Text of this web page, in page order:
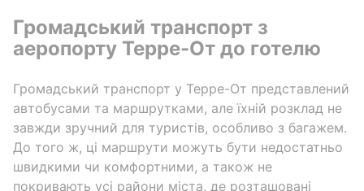
Громадський транспорт з
аеропорту Терре-От до готелю
Громадський транспорт у Терре-От представлений
автобусами та маршрутками, але їхній розклад не
завжди зручний для туристів, особливо з багажем.
До того ж, ці маршрути можуть бути недостатньо
швидкими чи комфортними, а також не
покривають усі райони міста, де розташовані